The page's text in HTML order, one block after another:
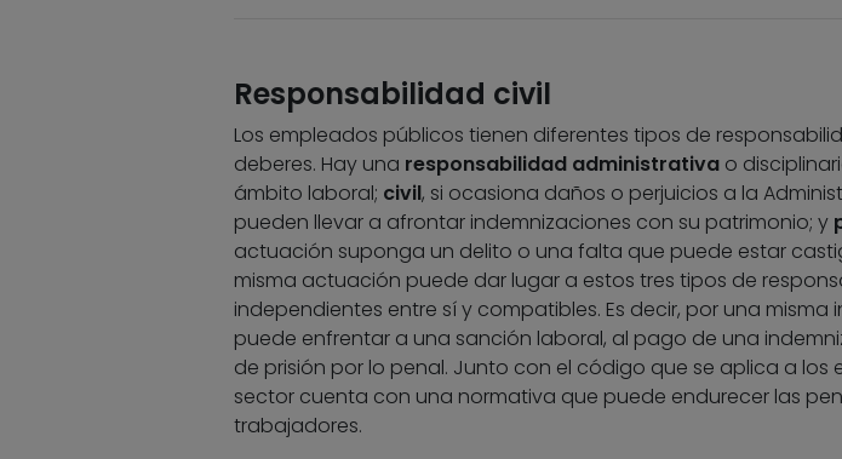
Responsabilidad civil
Los empleados públicos tienen diferentes tipos de
deberes. Hay una responsabilidad administrativao
ámbito laboral; civil, si ocasiona daños o perjuicios a la
pueden llevar a afrontar indemnizaciones con su patrimonio; y
actuación suponga un delito o una falta que puede estar
misma actuación puede dar lugar a estos tres tipos de
independientes entre sí y compatibles. Es decir, por una
puede enfrentar a una sanción laboral, al pago de una
de prisión por lo penal. Junto con el código que se aplica a
sector cuenta con una normativa que puede endurecer las
trabajadores.